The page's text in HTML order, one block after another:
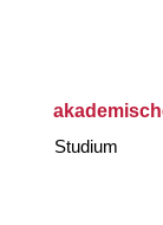
Studium